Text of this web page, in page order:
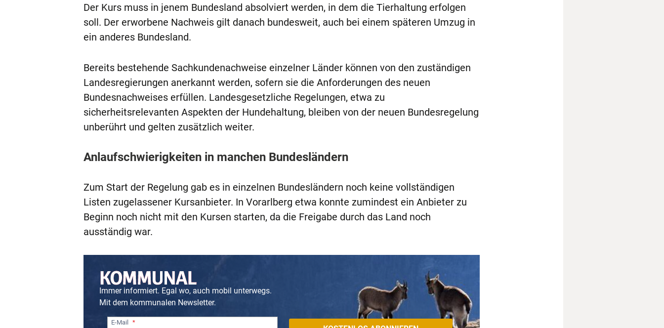
Der Kurs muss in jenem Bundesland absolviert werden, in dem die Tierhaltung erfolgen
soll. Der erworbene Nachweis gilt danach bundesweit, auch bei einem späteren Umzug in
ein anderes Bundesland.
Bereits bestehende Sachkundenachweise einzelner Länder können von den zuständigen
Landesregierungen anerkannt werden, sofern sie die Anforderungen des neuen
Bundesnachweises erfüllen. Landesgesetzliche Regelungen, etwa zu
sicherheitsrelevanten Aspekten der Hundehaltung, bleiben von der neuen Bundesregelung
unberührt und gelten zusätzlich weiter.
Anlaufschwierigkeiten in manchen Bundesländern
Zum Start der Regelung gab es in einzelnen Bundesländern noch keine vollständigen
Listen zugelassener Kursanbieter. In Vorarlberg etwa konnte zumindest ein Anbieter zu
Beginn noch nicht mit den Kursen starten, da die Freigabe durch das Land noch
ausständig war.
Immer informiert. Egal wo, auch mobil unterwegs.
Mit dem kommunalen Newsletter.
E-Mail